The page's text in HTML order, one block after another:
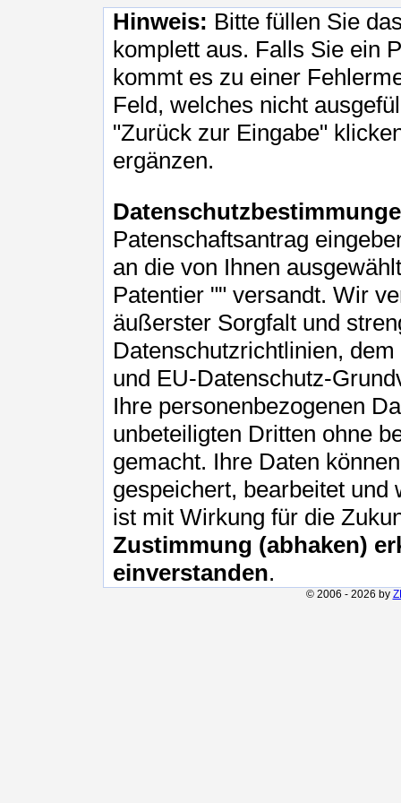
Hinweis: Bitte füllen Sie
komplett aus. Falls Sie ein
kommt es zu einer
Feld, welches nicht
"Zurück zur Eingabe"
ergänzen.
Patenschaftsantrag
an die von Ihnen
Patentier "" versandt. Wir
äußerster Sorgfalt und
Datenschutzrichtlinien,
und EU-Datenschutz-
Ihre personenbezogenen
unbeteiligten Dritten ohne
gemacht. Ihre Daten
gespeichert, bearbeitet
ist mit Wirkung für die
Zustimmung (abhaken)
einverstanden.
© 2006 - 2026 by